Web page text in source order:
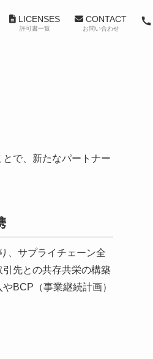
LICENSES
許可書一覧
CONTACT
お問い合わせ
で、新たなパートナー
、サプライチェーン全
先との共存共栄の構築
BCP（事業継続計画）